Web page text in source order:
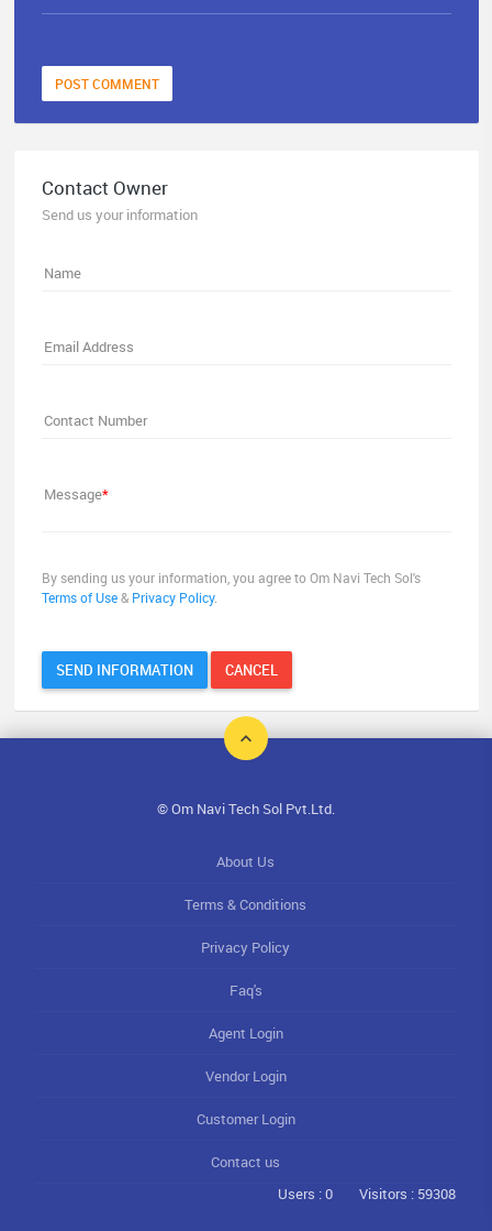
POST COMMENT
Contact Owner
Send us your information
Name
Email Address
Contact Number
Message*
By sending us your information, you agree to Om Navi Tech Sol's
Terms of Use& Privacy Policy.
SEND INFORMATION CANCEL
© Om Navi Tech Sol Pvt.Ltd.
About Us
Terms & Conditions
Privacy Policy
Faq's
Agent Login
Vendor Login
Customer Login
Contact us
Visitors : 59308
Users : 0